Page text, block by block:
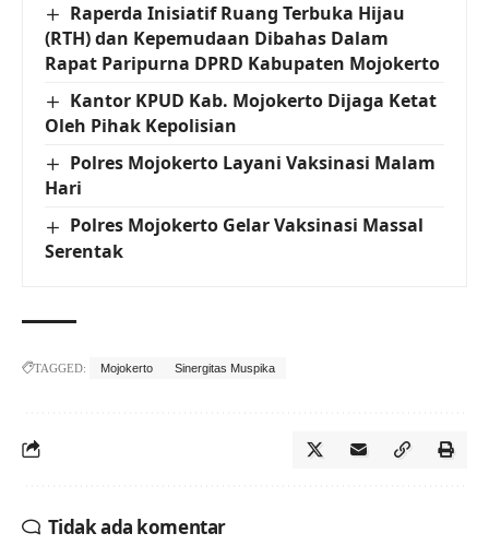
Raperda Inisiatif Ruang Terbuka Hijau
(RTH) dan Kepemudaan Dibahas Dalam
Rapat Paripurna DPRD Kabupaten Mojokerto
Kantor KPUD Kab. Mojokerto Dijaga Ketat
Oleh Pihak Kepolisian
Polres Mojokerto Layani Vaksinasi Malam
Hari
Polres Mojokerto Gelar Vaksinasi Massal
Serentak
TAGGED: Mojokerto Sinergitas Muspika
Tidak ada komentar